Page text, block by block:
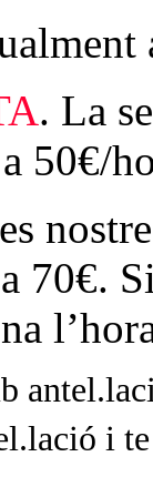
. La
a
70€.
i